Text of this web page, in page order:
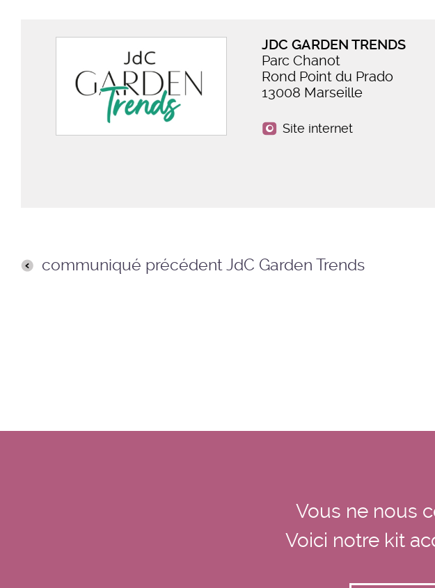
JDC GARDEN TRENDS
Parc Chanot
Rond Point du Prado
13008 Marseille
Site internet
communiqué précédent JdC Garden Trends
Vous ne nous
Voici notre kit